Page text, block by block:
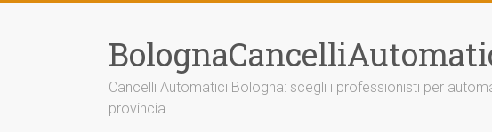
Cancelli Automatici Bologna: scegli i professionisti per
provincia.